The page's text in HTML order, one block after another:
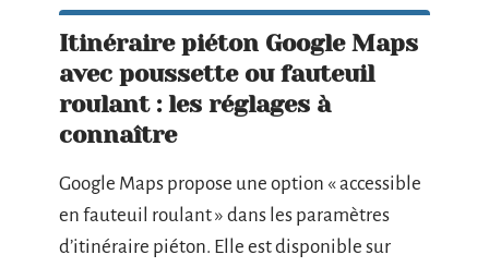
Itinéraire piéton Google Maps
avec poussette ou fauteuil
roulant : les réglages à
connaître
Google Maps propose une option « accessible
en fauteuil roulant » dans les paramètres
d’itinéraire piéton. Elle est disponible sur